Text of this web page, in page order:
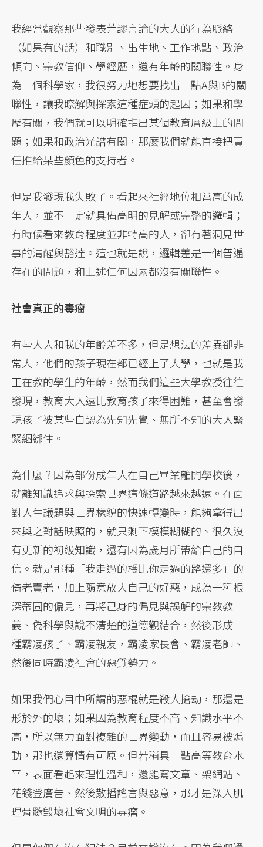
我經常觀察那些發表荒謬言論的大人的行為脈絡
（如果有的話）和職別、出生地、工作地點、政治
傾向、宗教信仰、學經歷，還有年齡的關聯性。身
為一個科學家，我很努力地想要找出一點A與B的關
聯性，讓我瞭解與探索這種症頭的起因；如果和學
歷有關，我們就可以明確指出某個教育層級上的問
題；如果和政治光譜有關，那麼我們就能直接把責
任推給某些顏色的支持者。
但是我發現我失敗了。看起來社經地位相當高的成
年人，並不一定就具備高明的見解或完整的邏輯；
有時候看來教育程度並非特高的人，卻有著洞見世
事的清醒與豁達。這也就是說，邏輯差是一個普遍
存在的問題，和上述任何因素都沒有關聯性。
社會真正的毒瘤
有些大人和我的年齡差不多，但是想法的差異卻非
常大，他們的孩子現在都已經上了大學，也就是我
正在教的學生的年齡，然而我們這些大學教授往往
發現，教育大人遠比教育孩子來得困難，甚至會發
現孩子被某些自認為先知先覺、無所不知的大人緊
緊綑綁住。
為什麼？因為部份成年人在自己畢業離開學校後，
就離知識追求與探索世界這條道路越來越遠。在面
對人生議題與世界樣貌的快速轉變時，能夠拿得出
來與之對話映照的，就只剩下模模糊糊的、很久沒
有更新的初級知識，還有因為歲月所帶給自己的自
信。就是那種「我走過的橋比你走過的路還多」的
倚老賣老，加上隨意放大自己的好惡，成為一種根
深蒂固的偏見，再將己身的偏見與誤解的宗教教
義、偽科學與說不清楚的道德觀結合，然後形成一
種霸凌孩子、霸凌親友，霸凌家長會、霸凌老師、
然後同時霸凌社會的惡質勢力。
如果我們心目中所謂的惡棍就是殺人搶劫，那還是
形於外的壞；如果因為教育程度不高、知識水平不
高，所以無力面對複雜的世界變動，而且容易被煽
動，那也還算情有可原。但若稍具一點高等教育水
平，表面看起來理性溫和，還能寫文章、架網站、
花錢登廣告、然後散播謠言與惡意，那才是深入肌
理骨髓毀壞社會文明的毒瘤。